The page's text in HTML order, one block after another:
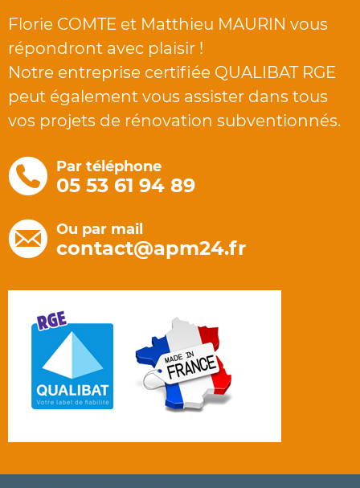
Florie COMTE et Matthieu MAURIN vous
répondront avec plaisir !
Notre entreprise certifiée QUALIBAT RGE
peut également vous assister dans tous
vos projets de rénovation subventionnés.
Par téléphone
05 53 61 94 89
Ou par mail
contact@apm24.fr